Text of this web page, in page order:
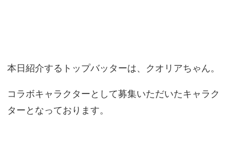
本日紹介するトップバッターは、クオリアちゃん。
コラボキャラクターとして募集いただいたキャラク
ターとなっております。